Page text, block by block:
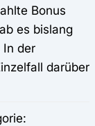
Bonus
es bislang
In der
darüber